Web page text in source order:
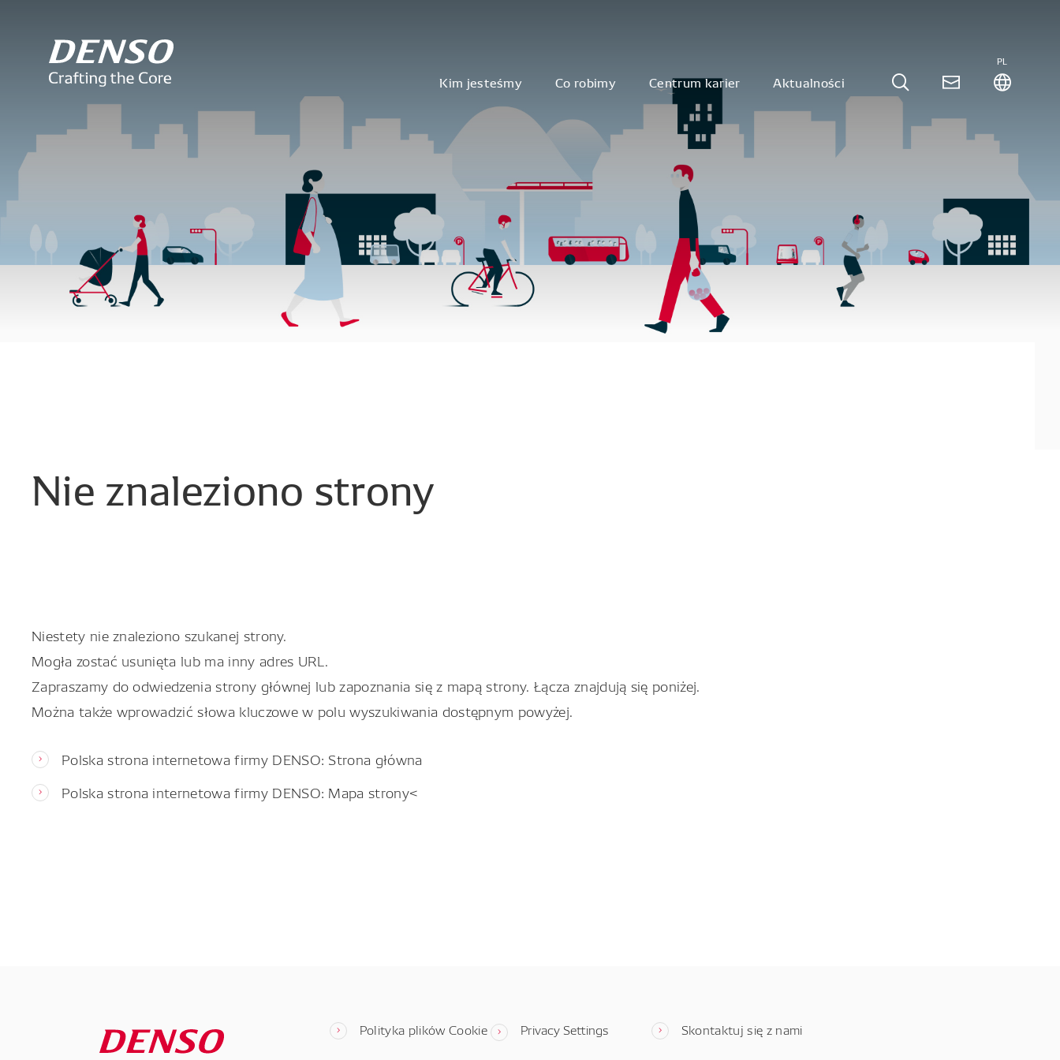
Kim jesteśmy Co robimy Centrum karier Aktualności
PL
Nie znaleziono strony
Niestety nie znaleziono szukanej strony.
Mogła zostać usunięta lub ma inny adres URL.
Zapraszamy do odwiedzenia strony głównej lub zapoznania się z mapą strony. Łącza znajdują się poniżej.
Można także wprowadzić słowa kluczowe w polu wyszukiwania dostępnym powyżej.
Polska strona internetowa firmy DENSO: Strona główna
Polska strona internetowa firmy DENSO: Mapa strony<
Polityka plików Cookie Privacy Settings Skontaktuj się z nami